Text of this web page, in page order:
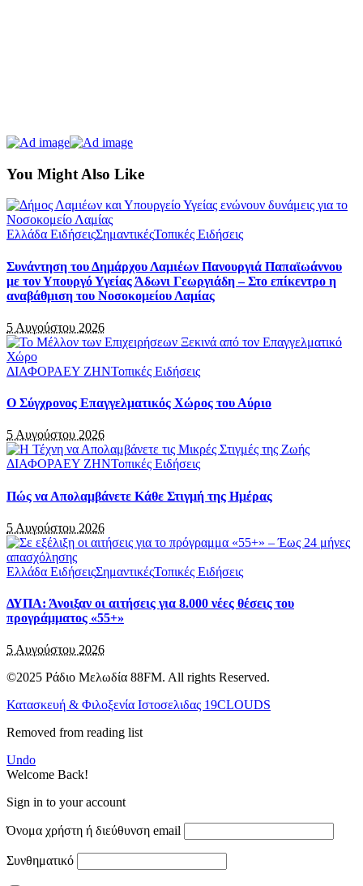
You Might Also Like
Ελλάδα ΕιδήσειςΣημαντικέςΤοπικές Ειδήσεις
Συνάντηση του Δημάρχου Λαμιέων Πανουργιά Παπαϊωάννου
με τον Υπουργό Υγείας Άδωνι Γεωργιάδη – Στο επίκεντρο η
αναβάθμιση του Νοσοκομείου Λαμίας
5 Αυγούστου 2026
ΔΙΑΦΟΡΑΕΥ ΖΗΝΤοπικές Ειδήσεις
Ο Σύγχρονος Επαγγελματικός Χώρος του Αύριο
5 Αυγούστου 2026
ΔΙΑΦΟΡΑΕΥ ΖΗΝΤοπικές Ειδήσεις
Πώς να Απολαμβάνετε Κάθε Στιγμή της Ημέρας
5 Αυγούστου 2026
Ελλάδα ΕιδήσειςΣημαντικέςΤοπικές Ειδήσεις
ΔΥΠΑ: Άνοιξαν οι αιτήσεις για 8.000 νέες θέσεις του
προγράμματος «55+»
5 Αυγούστου 2026
©2025 Ράδιο Μελωδία 88FM. All rights Reserved.
Κατασκευή & Φιλοξενία Ιστοσελιδας 19CLOUDS
Removed from reading list
Undo
Welcome Back!
Sign in to your account
Όνομα χρήστη ή διεύθυνση email
Συνθηματικό